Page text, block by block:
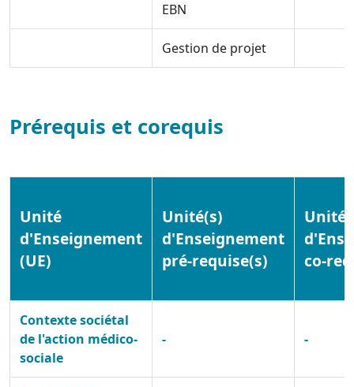
EBN
Gestion de projet
Prérequis et corequis
Unité
d'Enseignement
(UE)
Unité(s)
d'Enseignement
pré-requise(s)
co-
Contexte sociétal
de l'action médico-
sociale
- -